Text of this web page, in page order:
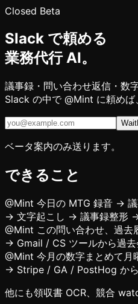
Closed Beta
Slack で頼める
業務代行 AI。
議事録・問い合わせ返信・数字
Slack の中で @Mint に頼めば
ベータ案内のみ送ります。
できること
@Mint 今日の MTG 録音 →
→ 文字起こし → 議事録整形
@Mint この問い合わせ、過
→ Gmail / CS ツールから過
@Mint 今月の数字まとめて月
→ Stripe / GA / PostHog か
他にも領収書 OCR、競合